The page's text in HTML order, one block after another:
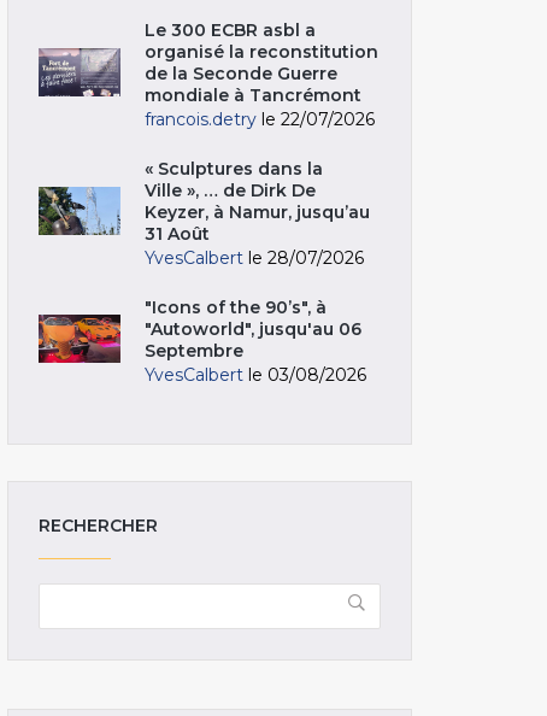
Le 300 ECBR asbl a
organisé la reconstitution
de la Seconde Guerre
mondiale à Tancrémont
francois.detry le 22/07/2026
« Sculptures dans la
Ville », … de Dirk De
Keyzer, à Namur, jusqu’au
31 Août
YvesCalbert le 28/07/2026
"Icons of the 90’s", à
"Autoworld", jusqu'au 06
Septembre
YvesCalbert le 03/08/2026
RECHERCHER